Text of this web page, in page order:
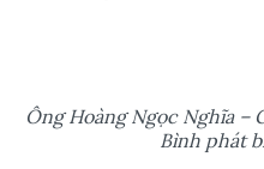
Ông Hoàng Ngọc Nghĩa –
Bình phát